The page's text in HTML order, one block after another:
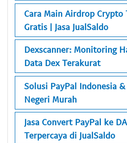
Cara Main Airdrop Crypto
Gratis | Jasa JualSaldo
Dexscanner: Monitoring
Data Dex Terakurat
Solusi PayPal Indonesia
Negeri Murah
Jasa Convert PayPal ke
Terpercaya di JualSaldo